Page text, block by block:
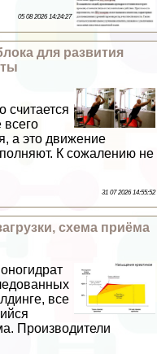
05 08 2026 14:24:27
для развития
считается
а это движение
К сожалению не
31 07 2026 14:55:52
схема приёма
все
Производители